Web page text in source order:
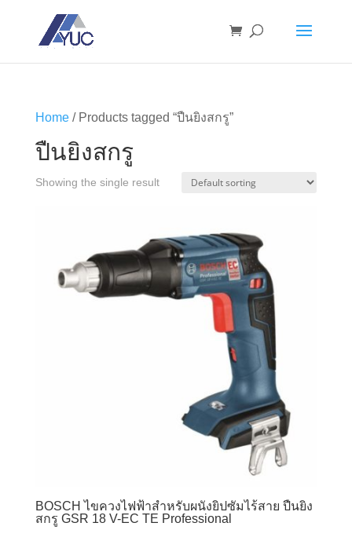
Home/ Products tagged “ปืนยิงสกรู”
ปืนยิงสกรู
Showing the single result
BOSCH ไขควงไฟฟ้าสำหรับผนังยิปซัมไร้สาย ปืนยิง
สกรู GSR 18 V-EC TE Professional